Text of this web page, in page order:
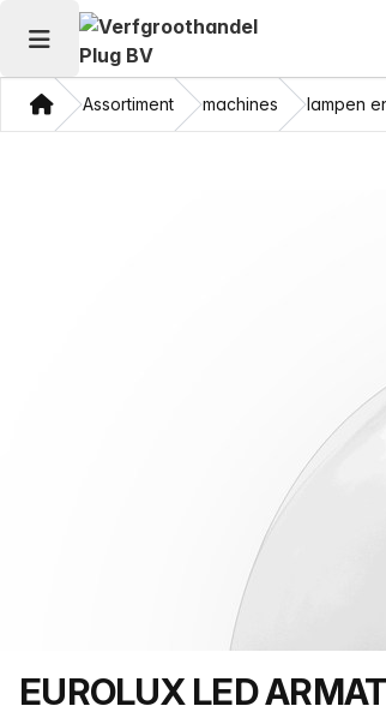
Hoofdmenu openen
ThuisAssortiment machines lampen
Productnaam
EUROLUX LED